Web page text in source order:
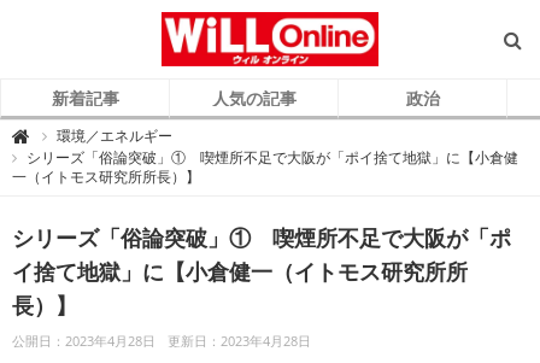
新着記事 人気の記事 政治

i
L
L
i
e
（
ウ
ィ
ル
オ
ン
環境／エネルギー
シリーズ「俗論突破」① 喫煙所不足で大阪が「ポイ捨て地獄」に【小倉健
一（イトモス研究所所長）】
シリーズ「俗論突破」① 喫煙所不足で大阪が「ポ
イ捨て地獄」に【小倉健一（イトモス研究所所
長）】
公開日：2023年4月28日 更新日：2023年4月28日